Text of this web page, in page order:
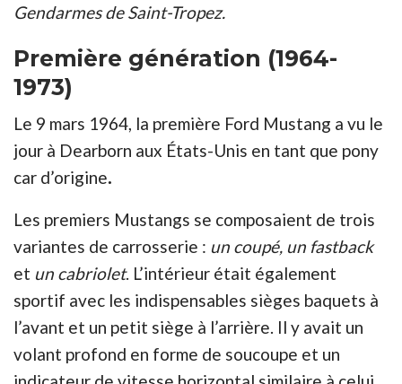
Gendarmes de Saint-Tropez.
Première génération (1964-
1973)
Le 9 mars 1964, la première Ford Mustang a vu le
jour à Dearborn aux États-Unis en tant que pony
car d’origine.
Les premiers Mustangs se composaient de trois
variantes de carrosserie : un coupé, un fastback
et un cabriolet. L’intérieur était également
sportif avec les indispensables sièges baquets à
l’avant et un petit siège à l’arrière. Il y avait un
volant profond en forme de soucoupe et un